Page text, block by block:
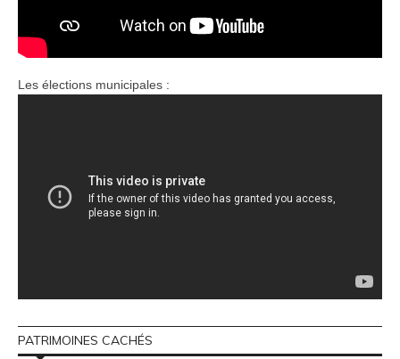
Les élections municipales :
PATRIMOINES CACHÉS